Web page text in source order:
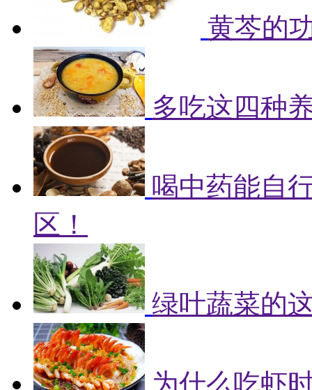
黄芩的
多吃这四种
喝中药能自
区！
绿叶蔬菜的
为什么吃虾